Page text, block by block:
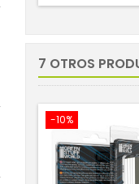
7 OTROS
-10%